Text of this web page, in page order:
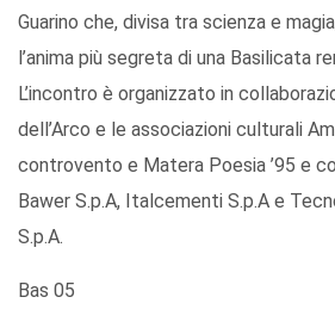
Guarino che, divisa tra scienza e
l’anima più segreta di una Basilicata
L’incontro è organizzato in
dell’Arco e le associazioni culturali
controvento e Matera Poesia ’95 e
Bawer S.p.A, Italcementi S.p.A e
S.p.A.
Bas 05